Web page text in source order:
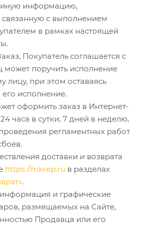
иную информацию,
связанную с выполнением
в рамках настоящей
Покупатель соглашается с
может поручить исполнение
лицу, при этом оставаясь
его исполнение.
оформить заказ в Интернет-
часа в сутки, 7 дней в неделю,
регламентных работ
доставки и возврата
https://mkrep.ru в разделах
.
информация и графические
размещаемых на Сайте,
Продавца или его